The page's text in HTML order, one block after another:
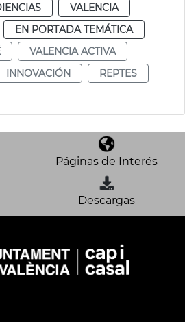
VALENCIA
EN PORTADA TEMÁTICA
VALENCIA ACTIVA
INNOVACIÓN
REPTES
Páginas de Interés
Descargas